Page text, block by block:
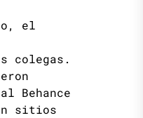
el
colegas.
Behance
sitios